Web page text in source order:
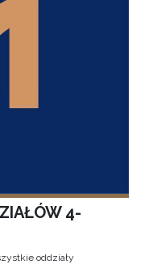
4-
oddziały